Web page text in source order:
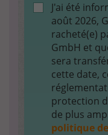
J'ai été
août 2026,
racheté(e)
GmbH et
sera
cette date,
protection
de plus
politique